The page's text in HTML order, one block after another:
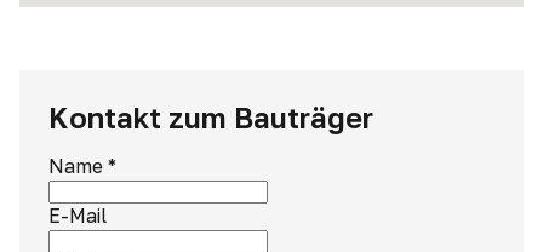
Kontakt zum Bauträger
Name *
E-Mail